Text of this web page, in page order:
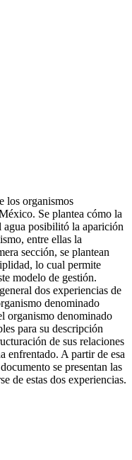
los organismos
Se plantea cómo la
agua posibilitó la aparición
entre ellas la
sección, se plantean
lo cual permite
modelo de gestión.
dos experiencias de
denominado
organismo denominado
para su descripción
de sus relaciones
enfrentado. A partir de esa
se presentan las
de estas dos experiencias.